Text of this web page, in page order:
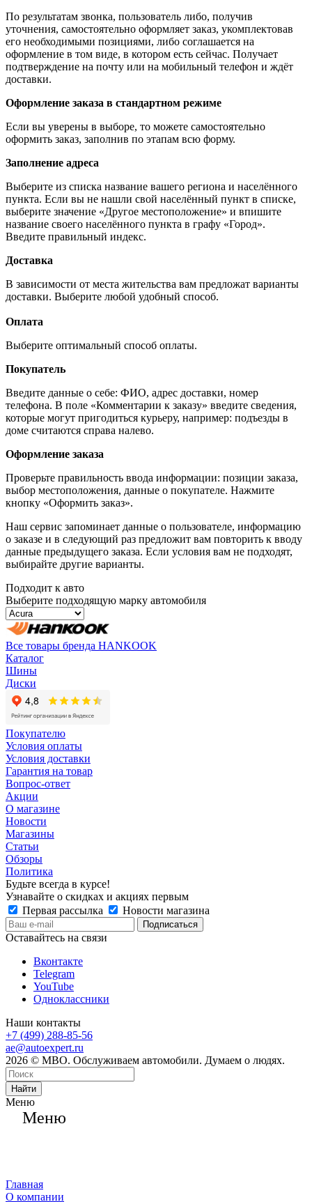
По результатам звонка, пользователь либо, получив
уточнения, самостоятельно оформляет заказ, укомплектовав
его необходимыми позициями, либо соглашается на
оформление в том виде, в котором есть сейчас. Получает
подтверждение на почту или на мобильный телефон и ждёт
доставки.
Оформление заказа в стандартном режиме
Если вы уверены в выборе, то можете самостоятельно
оформить заказ, заполнив по этапам всю форму.
Заполнение адреса
Выберите из списка название вашего региона и населённого
пункта. Если вы не нашли свой населённый пункт в списке,
выберите значение «Другое местоположение» и впишите
название своего населённого пункта в графу «Город».
Введите правильный индекс.
Доставка
В зависимости от места жительства вам предложат варианты
доставки. Выберите любой удобный способ.
Оплата
Выберите оптимальный способ оплаты.
Покупатель
Введите данные о себе: ФИО, адрес доставки, номер
телефона. В поле «Комментарии к заказу» введите сведения,
которые могут пригодиться курьеру, например: подъезды в
доме считаются справа налево.
Оформление заказа
Проверьте правильность ввода информации: позиции заказа,
выбор местоположения, данные о покупателе. Нажмите
кнопку «Оформить заказ».
Наш сервис запоминает данные о пользователе, информацию
о заказе и в следующий раз предложит вам повторить к вводу
данные предыдущего заказа. Если условия вам не подходят,
выбирайте другие варианты.
Подходит к авто
Выберите подходящую марку автомобиля
Все товары бренда HANKOOK
Каталог
Шины
Диски
Покупателю
Условия оплаты
Условия доставки
Гарантия на товар
Вопрос-ответ
Акции
О магазине
Новости
Магазины
Статьи
Обзоры
Политика
Будьте всегда в курсе!
Узнавайте о скидках и акциях первым
Первая рассылка
Новости магазина
Оставайтесь на связи
Вконтакте
Telegram
YouTube
Одноклассники
Наши контакты
+7 (499) 288-85-56
ae@autoexpert.ru
2026 © МВО. Обслуживаем автомобили. Думаем о людях.
Найти
Меню
Меню
Главная
О компании